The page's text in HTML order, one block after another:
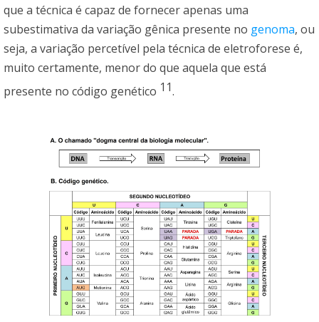
que a técnica é capaz de fornecer apenas uma
subestimativa da variação gênica presente no genoma, ou
seja, a variação percetível pela técnica de eletroforese é,
muito certamente, menor do que aquela que está
presente no código genético 11.